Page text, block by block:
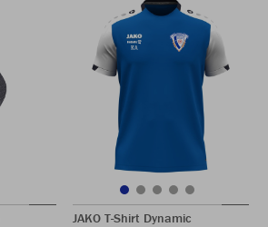
JAKO T-Shirt Dynamic